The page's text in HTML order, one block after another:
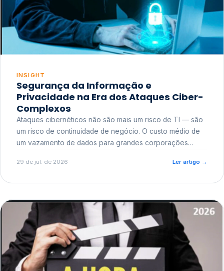
INSIGHT
Segurança da Informação e
Privacidade na Era dos Ataques Ciber-
Complexos
Ataques cibernéticos não são mais um risco de TI — são
um risco de continuidade de negócio. O custo médio de
um vazamento de dados para grandes corporações
reputacional e o risco regulatório junto a órgãos como a
29 de jul. de 2026 Ler artigo →